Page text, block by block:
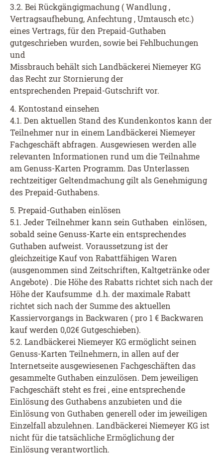
3.2. Bei Rückgängigmachung ( Wandlung ,
Vertragsaufhebung, Anfechtung , Umtausch etc.)
eines Vertrags, für den Prepaid-Guthaben
gutgeschrieben wurden, sowie bei Fehlbuchungen
und
Missbrauch behält sich Landbäckerei Niemeyer KG
das Recht zur Stornierung der
entsprechenden Prepaid-Gutschrift vor.
4. Kontostand einsehen
4.1. Den aktuellen Stand des Kundenkontos kann der
Teilnehmer nur in einem Landbäckerei Niemeyer
Fachgeschäft abfragen. Ausgewiesen werden alle
relevanten Informationen rund um die Teilnahme
am Genuss-Karten Programm. Das Unterlassen
rechtzeitiger Geltendmachung gilt als Genehmigung
des Prepaid-Guthabens.
5. Prepaid-Guthaben einlösen
5.1. Jeder Teilnehmer kann sein Guthaben einlösen,
sobald seine Genuss-Karte ein entsprechendes
Guthaben aufweist. Voraussetzung ist der
gleichzeitige Kauf von Rabattfähigen Waren
(ausgenommen sind Zeitschriften, Kaltgetränke oder
Angebote) . Die Höhe des Rabatts richtet sich nach der
Höhe der Kaufsumme d.h. der maximale Rabatt
richtet sich nach der Summe des aktuellen
Kassiervorgangs in Backwaren ( pro 1 € Backwaren
kauf werden 0,02€ Gutgeschieben).
5.2. Landbäckerei Niemeyer KG ermöglicht seinen
Genuss-Karten Teilnehmern, in allen auf der
Internetseite ausgewiesenen Fachgeschäften das
gesammelte Guthaben einzulösen. Dem jeweiligen
Fachgeschäft steht es frei , eine entsprechende
Einlösung des Guthabens anzubieten und die
Einlösung von Guthaben generell oder im jeweiligen
Einzelfall abzulehnen. Landbäckerei Niemeyer KG ist
nicht für die tatsächliche Ermöglichung der
Einlösung verantwortlich.